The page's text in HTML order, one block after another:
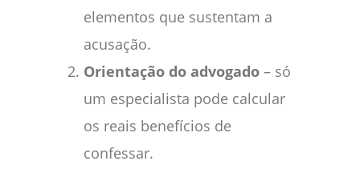
elementos que sustentam a
acusação.
Orientação do advogado – só
um especialista pode calcular
os reais benefícios de
confessar.